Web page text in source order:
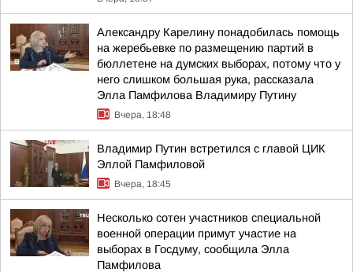
Александру Карелину понадобилась помощь
на жеребьевке по размещению партий в
бюллетене на думских выборах, потому что у
него слишком большая рука, рассказала
Элла Памфилова Владимиру Путину
Вчера, 18:48
Владимир Путин встретился с главой ЦИК
Эллой Памфиловой
Вчера, 18:45
Несколько сотен участников специальной
военной операции примут участие на
выборах в Госдуму, сообщила Элла
Памфилова